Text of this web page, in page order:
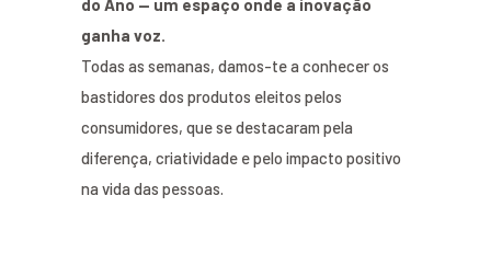
do Ano — um espaço onde a inovação
ganha voz.
Todas as semanas, damos-te a conhecer os
bastidores dos produtos eleitos pelos
consumidores, que se destacaram pela
diferença, criatividade e pelo impacto positivo
na vida das pessoas.